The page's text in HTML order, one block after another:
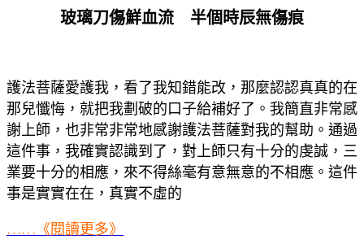
玻璃刀傷鮮血流 半個時辰無傷痕
護法菩薩愛護我，看了我知錯能改，那麼認認真真的在
那兒懺悔，就把我劃破的口子給補好了。我簡直非常感
謝上師，也非常非常地感謝護法菩薩對我的幫助。通過
這件事，我確實認識到了，對上師只有十分的虔誠，三
業要十分的相應，來不得絲毫有意無意的不相應。這件
事是實實在在，真實不虛的
……《閱讀更多》